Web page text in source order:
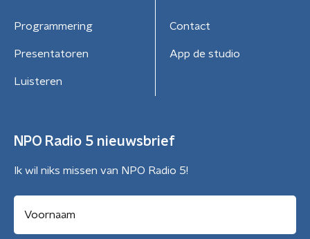
Programmering
Presentatoren
Luisteren
Contact
App de studio
NPO Radio 5 nieuwsbrief
Ik wil niks missen van NPO Radio 5!